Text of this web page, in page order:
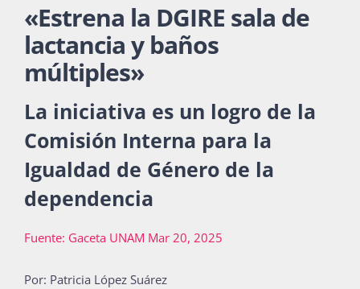
La Boletina
Blog
Recursos
Súmate
«Estrena la DGIRE sala de
lactancia y baños
múltiples»
La iniciativa es un logro de la
Comisión Interna para la
Igualdad de Género de la
dependencia
Fuente: Gaceta UNAM Mar 20, 2025
Por: Patricia López Suárez